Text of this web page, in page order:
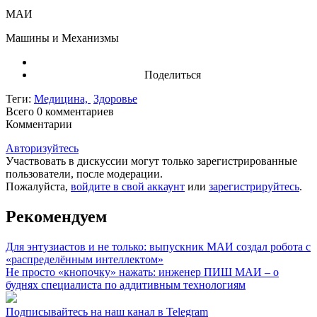
МАИ
Машины и Механизмы
Поделиться
Теги: Медицина, Здоровье
Всего 0 комментариев
Комментарии
Авторизуйтесь
Участвовать в дискуссии могут только зарегистрированные
пользователи, после модерации.
Пожалуйста, войдите в свой аккаунт или зарегистрируйтесь.
Рекомендуем
Для энтузиастов и не только: выпускник МАИ создал робота с
«распределённым интеллектом»
Не просто «кнопочку» нажать: инженер ПИШ МАИ – о
буднях специалиста по аддитивным технологиям
Подписывайтесь на наш канал в Telegram